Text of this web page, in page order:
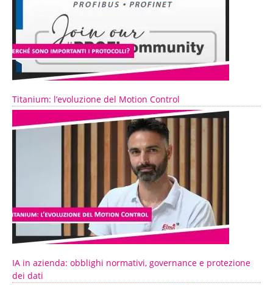
Titanium: l’evoluzione del Motion Control
IA in azienda: obblighi normativi, governance e protezione
dei dati